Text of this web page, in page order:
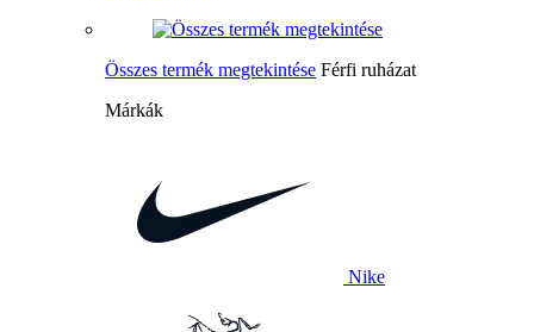
Összes termék megtekintése Férfi ruházat
Márkák
Nike